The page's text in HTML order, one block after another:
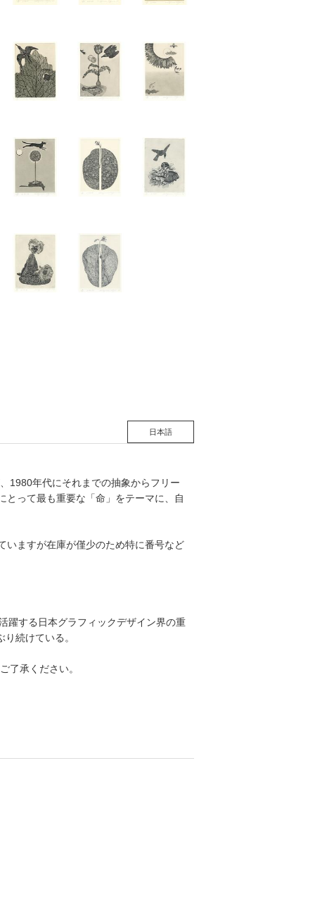
日本語
1980年代にそれまでの抽象からフリー
って最も重要な「命」をテーマに、自
いますが在庫が僅少のため特に番号など
躍する日本グラフィックデザイン界の重
続けている。
了承ください。